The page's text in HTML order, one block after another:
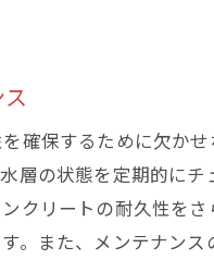
施工前に確認すべき要素
施工中に注意すべき点
練馬区特有のリスク管
品質を保つためのチェ
施工トラブルの事前防
確保するために欠か
層の状態を定期的に
クリートの耐久性を
。また、メンテナン